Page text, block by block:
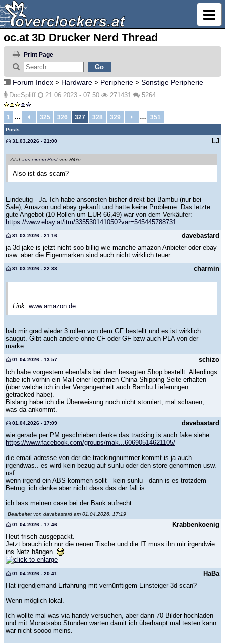
oc.at 3D Drucker Nerd Thread
Print Page
Forum Index > Hardware > Peripherie > Sonstige Peripherie
DocSpliff 21.06.2023 - 07:50 271431 5264
1 … 325 326 327 328 329 … 351
Posts
LJ
31.03.2026 - 21:00
Zitat aus einem Post von RiGo
Also ist das scam?
Eindeutig - Ja. Ich habe ansonsten bisher direkt bei Bambu (nur bei
Sale), Amazon und ebay gekauft und hatte keine Probleme. Das letzte
gute Angebot (10 Rollen um EUR 66,49) war von dem Verkäufer:
https://www.ebay.at/itm/335530141050?var=545445788731
davebastard
31.03.2026 - 21:16
ja 3d jake is jetzt nicht soo billig wie manche amazon Anbieter oder ebay
usw. aber die Eigenmarken sind auch nicht wirklich teuer.
charmin
31.03.2026 - 22:33
Link: www.amazon.de
hab mir grad wieder 3 rollen von dem GF bestellt und es ist wirklich
saugut. Gibt auch andere ohne CF oder GF bzw auch PLA von der
marke.
schizo
01.04.2026 - 13:57
Ich habe vorgestern ebenfalls bei dem besagten Shop bestellt. Allerdings
habe ich vorhin ein Mail einer legitimen China Shipping Seite erhalten
(über welche ich in der Vergangenheit auch Bambu Lieferungen
getracked habe).
Bislang habe ich die Überweisung noch nicht storniert, mal schauen,
was da ankommt.
davebastard
01.04.2026 - 17:09
wie gerade per PM geschrieben denke das tracking is auch fake siehe
https://www.facebook.com/groups/mak...60690514621105/
die email adresse von der die trackingnummer kommt is ja auch
irgendwas.. es wird kein bezug auf sunlu oder den store genommen usw.
usf.
wenn irgend ein ABS kommen sollt - kein sunlu - dann is es trotzdem
Betrug. ich denke aber nicht dass das der fall is
ich lass meinen case bei der Bank aufrecht
Bearbeitet von davebastard am 01.04.2026, 17:19
Krabbenkoenig
01.04.2026 - 17:46
Heut frisch ausgepackt.
Jetzt brauch ich nur die neuen Tische und die IT muss ihn mir irgendwie
ins Netz hängen.
HaBa
01.04.2026 - 20:41
Hat irgendjemand Erfahrung mit vernünftigem Einsteiger-3d-scan?
Wenn möglich lokal.
Ich wollte mal was via handy versuchen, aber dann 70 Bilder hochladen
und mit Monatsabo Stunden warten damit ich überhaupt mal testen kann
war nicht soooo meins.